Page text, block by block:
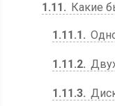
1.11
Какие
1.11.1
1.11.2
1.11.3